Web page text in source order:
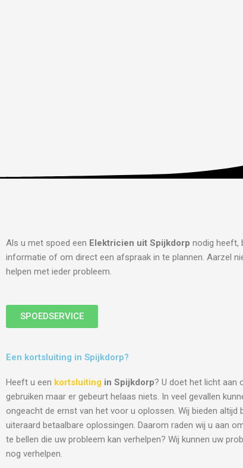
Als u met spoed een Elektricien uit Spijkdorp nodig heeft,
informatie of om direct een afspraak in te plannen. Aarzel
helpen met ieder probleem.
SPOEDSERVICE
Een kortsluiting in Spijkdorp?
Heeft u een kortsluiting in Spijkdorp? U doet het licht aan
gebruiken maar er gebeurt helaas niets. In veel gevallen
ongeacht de ernst van het voor u oplossen. Wij bieden altijd
uiteraard betaalbare oplossingen. Daarom raden wij u aan
te bellen die uw probleem kan verhelpen? Wij kunnen uw
nog verhelpen.